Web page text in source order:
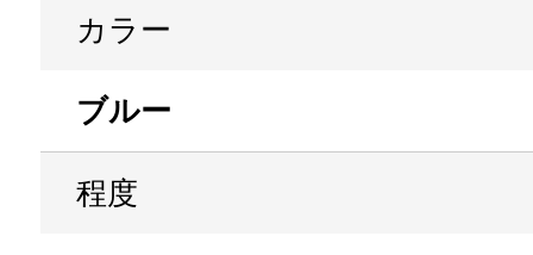
カラー
ブルー
程度